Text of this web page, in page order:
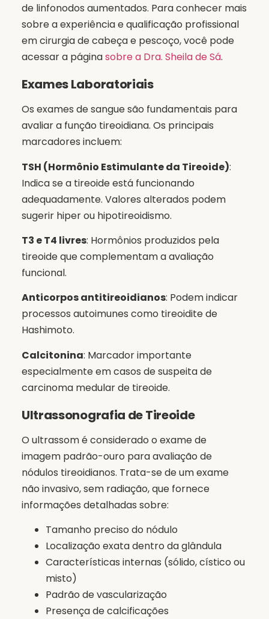
de linfonodos aumentados. Para conhecer mais
sobre a experiência e qualificação profissional
em cirurgia de cabeça e pescoço, você pode
acessar a páginasobre a Dra. Sheila de Sá.
Exames Laboratoriais
Os exames de sangue são fundamentais para
avaliar a função tireoidiana. Os principais
marcadores incluem:
TSH (Hormônio Estimulante da Tireoide):
Indica se a tireoide está funcionando
adequadamente. Valores alterados podem
sugerir hiper ou hipotireoidismo.
T3 e T4 livres: Hormônios produzidos pela
tireoide que complementam a avaliação
funcional.
Anticorpos antitireoidianos: Podem indicar
processos autoimunes como tireoidite de
Hashimoto.
Calcitonina: Marcador importante
especialmente em casos de suspeita de
carcinoma medular de tireoide.
Ultrassonografia de Tireoide
O ultrassom é considerado o exame de
imagem padrão-ouro para avaliação de
nódulos tireoidianos. Trata-se de um exame
não invasivo, sem radiação, que fornece
informações detalhadas sobre:
Tamanho preciso do nódulo
Localização exata dentro da glândula
Características internas (sólido, cístico ou
misto)
Padrão de vascularização
Presença de calcificações